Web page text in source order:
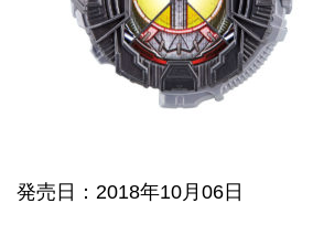
発売日 ：2018年10月06日